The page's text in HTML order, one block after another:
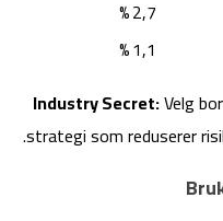
2,7 %
1,1 %
Industry Secret:Velg
strategi som reduserer